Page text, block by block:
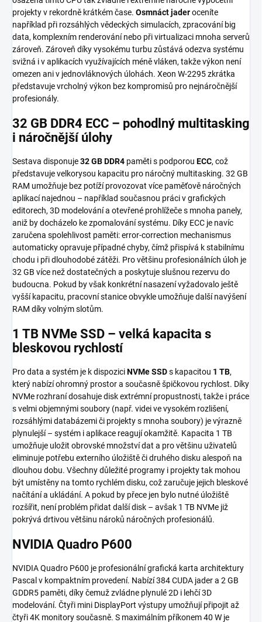
projekty v rekordně krátkém čase. Osmnáct jaderoceníte
například při rozsáhlých vědeckých simulacích, zpracování big
data, komplexním renderování nebo při virtualizaci mnoha serverů
zároveň. Zároveň díky vysokému turbu zůstává odezva systému
svižná i v aplikacích využívajících méně vláken, takže výkon není
omezen ani v jednovláknových úlohách. Xeon W-2295 zkrátka
představuje vrcholný výkon bez kompromisů pro nejnáročnější
profesionály.
32 GB DDR4 ECC – pohodlný multitasking
i náročnější úlohy
Sestava disponuje32 GB DDR4 paměti s podporou ECC, což
představuje velkorysou kapacitu pro náročný multitasking. 32 GB
RAM umožňuje bez potíží provozovat více paměťově náročných
aplikací najednou – například současnou práci v grafických
editorech, 3D modelování a otevřené prohlížeče s mnoha panely,
aniž by docházelo ke zpomalování systému. Díky ECC je navíc
zaručena spolehlivost paměti: error-correction mechanismus
automaticky opravuje případné chyby, čímž přispívá k stabilnímu
chodu i při dlouhodobé zátěži. Pro většinu profesionálních úloh je
32 GB více než dostatečných a poskytuje slušnou rezervu do
budoucna. Pokud by však konkrétní nasazení vyžadovalo ještě
vyšší kapacitu, pracovní stanice obvykle umožňuje další navýšení
RAM díky volným slotům.
1 TB NVMe SSD – velká kapacita s
bleskovou rychlostí
Pro data a systém je k dispoziciNVMe SSDs kapacitou 1 TB,
který nabízí ohromný prostor a současně špičkovou rychlost. Díky
NVMe rozhraní dosahuje disk extrémní propustnosti, takže i práce
s velmi objemnými soubory (např. videi ve vysokém rozlišení,
rozsáhlými databázemi či projekty s mnoha soubory) je výrazně
plynulejší – systém i aplikace reagují okamžitě. Kapacita 1 TB
umožňuje uložit obrovské množství dat a pro většinu uživatelů
eliminuje potřebu externího úložiště či druhého disku alespoň na
dlouhou dobu. Všechny důležité programy i projekty tak mohou
být umístěny na tomto rychlém disku, což zaručuje jejich bleskové
načítání a ukládání. A pokud by přece jen bylo nutné úložiště
rozšířit, není problém přidat další disk – avšak 1 TB NVMe již
pokrývá drtivou většinu nároků náročných profesionálů.
NVIDIA Quadro P600
NVIDIA Quadro P600 je profesionální grafická karta architektury
Pascal v kompaktním provedení. Nabízí 384 CUDA jader a 2 GB
GDDR5 paměti, díky čemuž zvládne plynulé 2D i lehčí 3D
modelování. Čtyři mini DisplayPort výstupy umožňují připojit až
čtyři 4K monitory současně. S maximálním příkonem 40 W je